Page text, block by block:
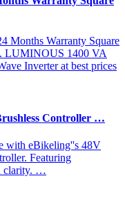
Months Warranty Square
LUMINOUS 1400 VA
Inverter at best prices
Controller …
with eBikeling''s 48V
Featuring
clarity. …